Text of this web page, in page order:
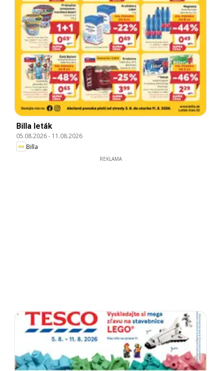
Billa leták
05.08.2026- 11.08.2026
Billa
REKLAMA